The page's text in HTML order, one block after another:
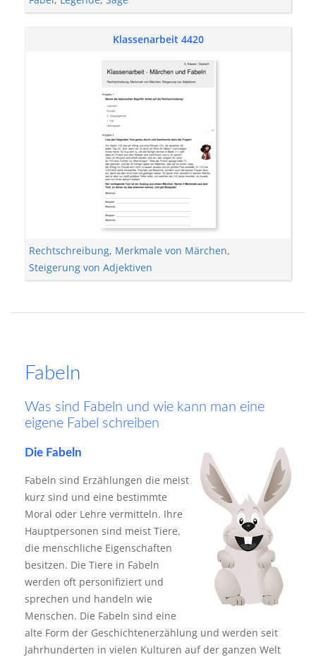
Klassenarbeit 4420
Rechtschreibung, Merkmale von Märchen,
Steigerung von Adjektiven
Fabeln
Was sind Fabeln und wie kann man eine
eigene Fabel schreiben
Die Fabeln
Fabeln sind Erzählungen die meist
kurz sind und eine bestimmte
Moral oder Lehre vermitteln. Ihre
Hauptpersonen sind meist Tiere,
die menschliche Eigenschaften
besitzen. Die Tiere in Fabeln
werden oft personifiziert und
sprechen und handeln wie
Menschen. Die Fabeln sind eine
alte Form der Geschichtenerzählung und werden seit
Jahrhunderten in vielen Kulturen auf der ganzen Welt